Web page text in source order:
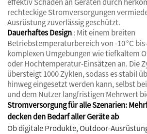
rechteckige Stromversorgungen
Ausrüstung zuverlässig geschützt.
Dauerhaftes Design: Mit einem breiten
Betriebstemperaturbereich von -10 °C bis
komplexen Umgebungen wie tiefkaltem
oder Hochtemperatur-Einsätzen an. Die
übersteigt 1000 Zyklen, sodass es stabil
hinweg eingesetzt werden kann, selbst
und dem Nutzer langfristigen Mehrwert
Stromversorgung für alle Szenarien:
decken den Bedarf aller Geräte ab
Ob digitale Produkte, Outdoor-